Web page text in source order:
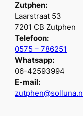
Zutphen:
Laarstraat 53
7201 CB Zutphen
Telefoon:
0575 – 786251
Whatsapp:
06-42593994
E-mail:
zutphen@solluna.nl